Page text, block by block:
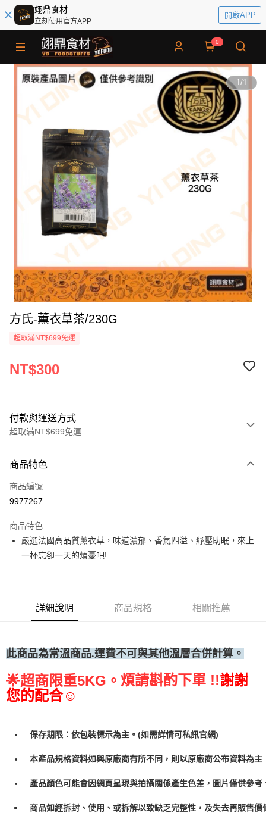
翊鼎食材
立刻使用官方APP
開啟APP
0
1/1
方氏-薰衣草茶/230G
超取滿NT$699免運
NT$300
付款與運送方式
超取滿NT$699免運
信用卡一次付款
Apple Pay
運送方式
• 付款後全家取貨
每筆NT$60，滿NT$699(含以上)免運費
(請點開選項勾選)
商品特色
商品編號
9977267
商品特色
嚴選法國高品質薰衣草，味道濃郁、香氣四溢、紓壓助眠，來上
一杯忘卻一天的煩憂吧!
詳細說明 商品規格 相關推薦
此商品為常溫商品.運費不可與其他溫層合併計算。
🌟超商限重5KG。 煩請斟酌下單 !!謝謝
您的配合☺
保存期限：依包裝標示為主。(如需詳情可私訊官網)
本產品規格資料如與原廠商有所不同，則以原廠商公布資料為主
產品顏色可能會因網頁呈現與拍攝關係產生色差，圖片僅供參
商品如經拆封、使用、或拆解以致缺乏完整性，及失去再販售